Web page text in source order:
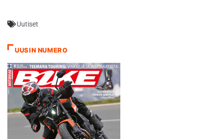
hänen komennossaan.
Stigell ampaisi startista
kärkeen ja lähti
kasvattamaan eroa takana
tulevaan seuratoveriinsa
Ludde…
Uutiset
UUSIN NUMERO